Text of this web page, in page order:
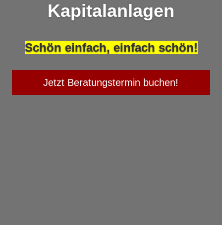
Kapitalanlagen
Schön einfach, einfach schön!
Jetzt Beratungstermin buchen!